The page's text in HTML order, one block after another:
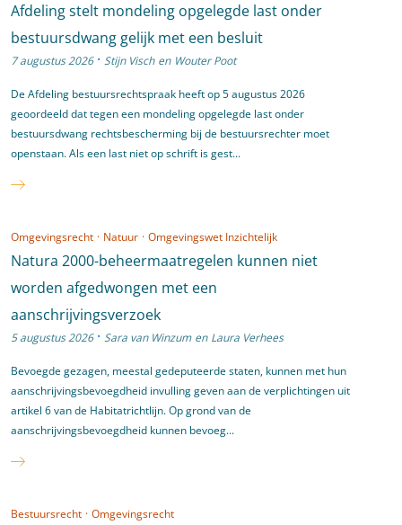
Afdeling stelt mondeling opgelegde last onder
bestuursdwang gelijk met een besluit
7 augustus 2026 · Stijn Visch en Wouter Poot
De Afdeling bestuursrechtspraak heeft op 5 augustus 2026
geoordeeld dat tegen een mondeling opgelegde last onder
bestuursdwang rechtsbescherming bij de bestuursrechter moet
openstaan. Als een last niet op schrift is gest...
Omgevingsrecht · Natuur · Omgevingswet Inzichtelijk
Natura 2000-beheermaatregelen kunnen niet
worden afgedwongen met een
aanschrijvingsverzoek
5 augustus 2026 · Sara van Winzum en Laura Verhees
Bevoegde gezagen, meestal gedeputeerde staten, kunnen met hun
aanschrijvingsbevoegdheid invulling geven aan de verplichtingen uit
artikel 6 van de Habitatrichtlijn. Op grond van de
aanschrijvingsbevoegdheid kunnen bevoeg...
Bestuursrecht · Omgevingsrecht